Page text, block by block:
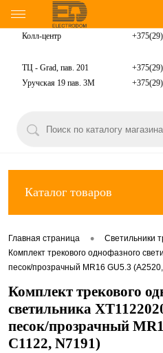
Колл-центр
ТЦ - Grad, пав. 201
Уручская 19 пав. 3М
Каталог товаров
Главная страница • Светильники
Комплект трекового однофазного
песок/прозрачный MR16 GU5.3
Комплект трекового
светильника
песок/прозрачный
C1122, N7191)